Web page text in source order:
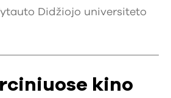
Didžiojo universiteto
kino